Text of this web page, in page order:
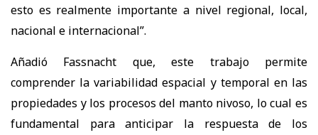
esto es realmente importante a nivel regional, local,
nacional e internacional”.
Añadió Fassnacht que, este trabajo permite
comprender la variabilidad espacial y temporal en las
propiedades y los procesos del manto nivoso, lo cual es
fundamental para anticipar la respuesta de los